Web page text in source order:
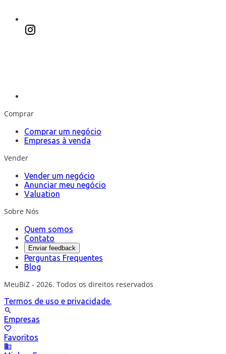
Comprar
Comprar um negócio
Empresas à venda
Vender
Vender um negócio
Anunciar meu negócio
Valuation
Sobre Nós
Quem somos
Contato
Enviar feedback
Perguntas Frequentes
Blog
MeuBiZ - 2026. Todos os direitos reservados
Termos de uso e privacidade.
Empresas
Favoritos